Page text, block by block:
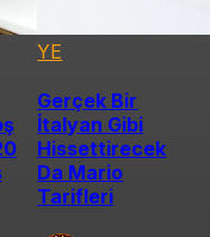
YE
Gerçek Bir
İtalyan Gibi
Hissettirecek
Da Mario
Tarifleri